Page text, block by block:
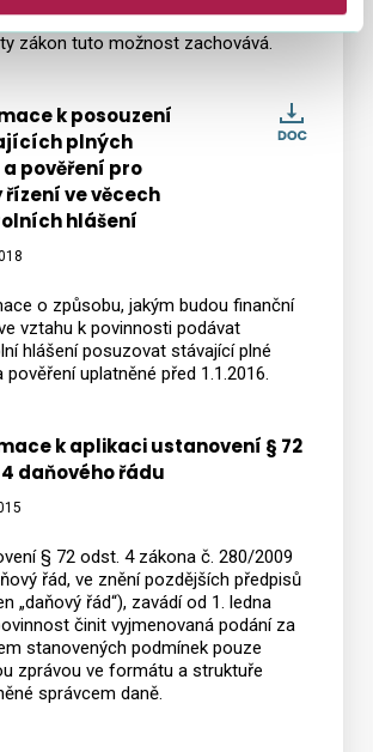
odst.
Pro podání na dani z přidané
zákon tuto možnost zachovává.
k posouzení
plných
pověření pro
řízení ve věcech
hlášení
o způsobu, jakým budou finanční
vztahu k povinnosti podávat
hlášení posuzovat stávající plné
pověření uplatněné před 1.1.2016.
k aplikaci ustanovení § 72
daňového řádu
§ 72 odst. 4 zákona č. 280/2009
řád, ve znění pozdějších předpisů
„daňový řád“), zavádí od 1. ledna
činit vyjmenovaná podání za
stanovených podmínek pouze
zprávou ve formátu a struktuře
správcem daně.